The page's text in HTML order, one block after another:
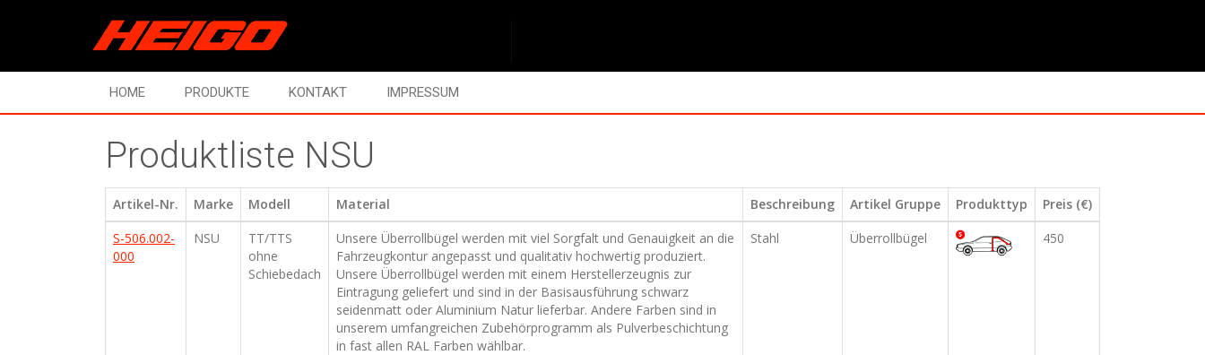
HOME PRODUKTE KONTAKT IMPRESSUM
Produktliste NSU
Artikel-Nr. Marke Modell Material Beschreibung Artikel Gruppe Produkttyp
Preis (€)
S-506.002-
000
NSU
TT/TTS
ohne
Schiebedach
Unsere Überrollbügel werden mit viel Sorgfalt und Genauigkeit an die
Fahrzeugkontur angepasst und qualitativ hochwertig produziert.
Unsere Überrollbügel werden mit einem Herstellerzeugnis zur
Eintragung geliefert und sind in der Basisausführung schwarz
seidenmatt oder Aluminium Natur lieferbar. Andere Farben sind in
unserem umfangreichen Zubehörprogramm als Pulverbeschichtung
in fast allen RAL Farben wählbar.
Stahl Überrollbügel 450